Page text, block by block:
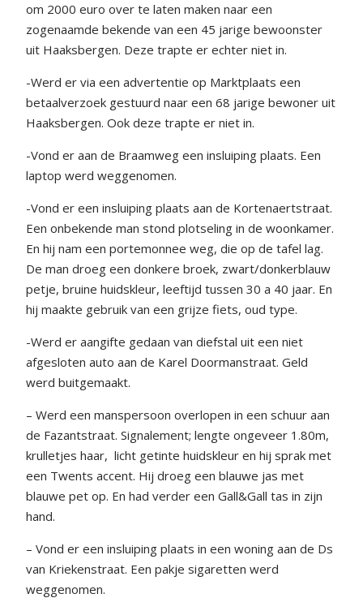
om 2000 euro over te laten maken naar een
zogenaamde bekende van een 45 jarige bewoonster
uit Haaksbergen. Deze trapte er echter niet in.
-Werd er via een advertentie op Marktplaats een
betaalverzoek gestuurd naar een 68 jarige bewoner uit
Haaksbergen. Ook deze trapte er niet in.
-Vond er aan de Braamweg een insluiping plaats. Een
laptop werd weggenomen.
-Vond er een insluiping plaats aan de Kortenaertstraat.
Een onbekende man stond plotseling in de woonkamer.
En hij nam een portemonnee weg, die op de tafel lag.
De man droeg een donkere broek, zwart/donkerblauw
petje, bruine huidskleur, leeftijd tussen 30 a 40 jaar. En
hij maakte gebruik van een grijze fiets, oud type.
-Werd er aangifte gedaan van diefstal uit een niet
afgesloten auto aan de Karel Doormanstraat. Geld
werd buitgemaakt.
– Werd een manspersoon overlopen in een schuur aan
de Fazantstraat. Signalement; lengte ongeveer 1.80m,
krulletjes haar, licht getinte huidskleur en hij sprak met
een Twents accent. Hij droeg een blauwe jas met
blauwe pet op. En had verder een Gall&Gall tas in zijn
hand.
– Vond er een insluiping plaats in een woning aan de Ds
van Kriekenstraat. Een pakje sigaretten werd
weggenomen.